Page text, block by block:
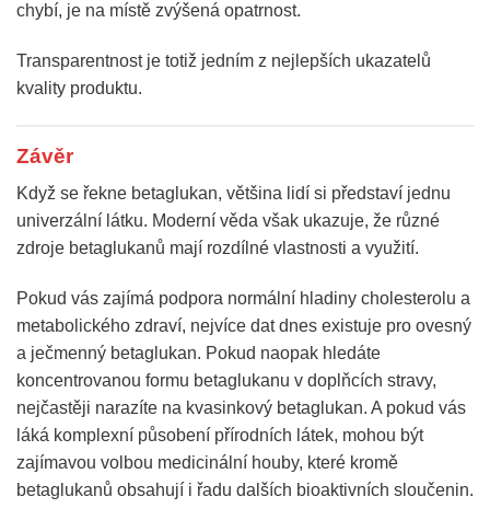
chybí, je na místě zvýšená opatrnost.
Transparentnost je totiž jedním z nejlepších ukazatelů
kvality produktu.
Závěr
Když se řekne betaglukan, většina lidí si představí jednu
univerzální látku. Moderní věda však ukazuje, že různé
zdroje betaglukanů mají rozdílné vlastnosti a využití.
Pokud vás zajímá podpora normální hladiny cholesterolu a
metabolického zdraví, nejvíce dat dnes existuje pro ovesný
a ječmenný betaglukan. Pokud naopak hledáte
koncentrovanou formu betaglukanu v doplňcích stravy,
nejčastěji narazíte na kvasinkový betaglukan. A pokud vás
láká komplexní působení přírodních látek, mohou být
zajímavou volbou medicinální houby, které kromě
betaglukanů obsahují i řadu dalších bioaktivních sloučenin.